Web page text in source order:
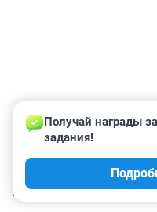
КОММЕНТАРИИ 342
Получай награды
задания!